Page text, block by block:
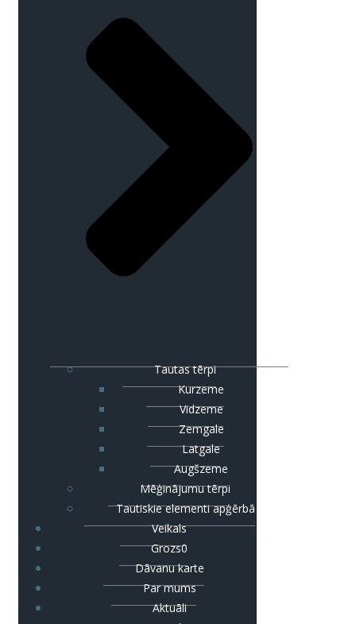
Tautas tērpi
Kurzeme
Vidzeme
Zemgale
Latgale
Augšzeme
Mēģinājumu tērpi
Tautiskie elementi apģērbā
Veikals
Grozs0
Dāvanu karte
Par mums
Aktuāli